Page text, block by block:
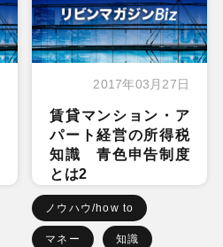
2017年03月27日
賃貸マンション・ア
パート経営の所得税
知識 青色申告制度
とは2
ノウハウ/how to
マネー 知識